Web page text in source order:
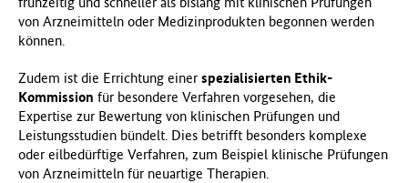
von Arzneimitteln oder Medizinprodukten begonnen werden
können.
Zudem ist die Errichtung einer spezialisierten Ethik-
Kommission für besondere Verfahren vorgesehen, die
Expertise zur Bewertung von klinischen Prüfungen und
Leistungsstudien bündelt. Dies betrifft besonders komplexe
oder eilbedürftige Verfahren, zum Beispiel klinische Prüfungen
von Arzneimitteln für neuartige Therapien.